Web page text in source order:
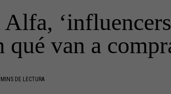
qué van a
DE LECTURA